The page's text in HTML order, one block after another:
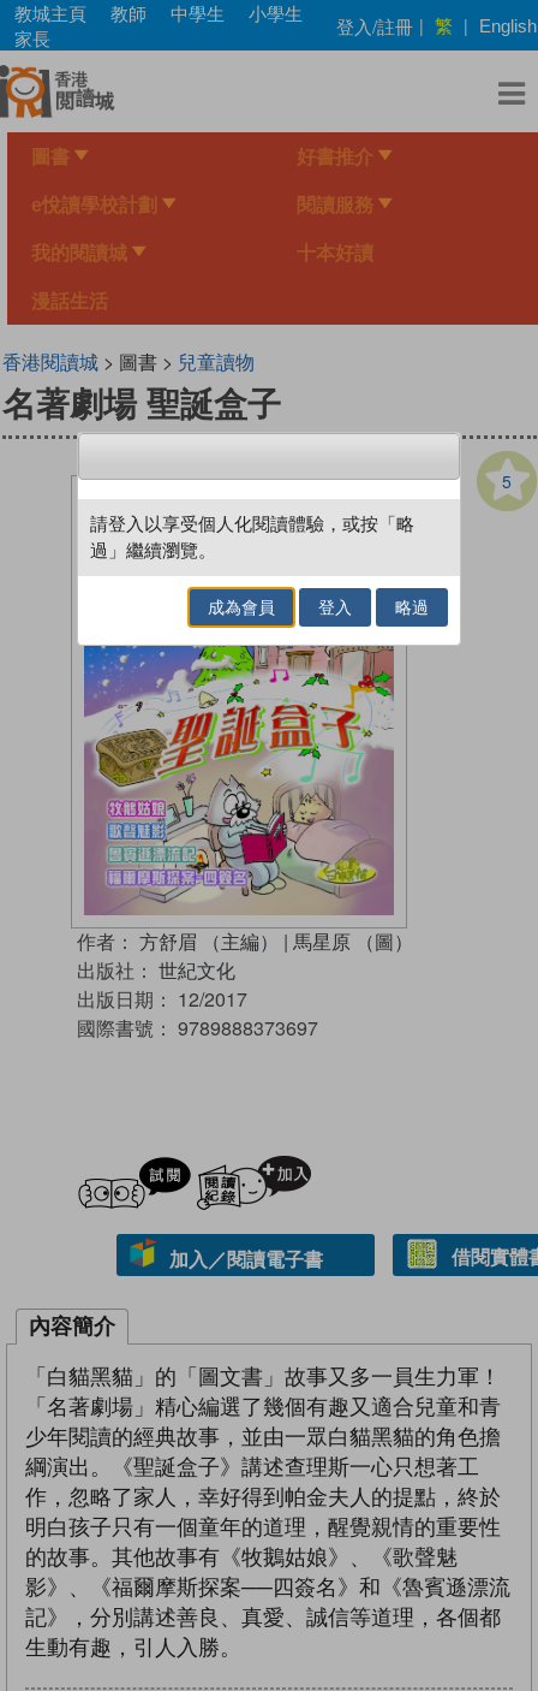
Skip
main
content
教城主頁 教師 中學生
小學生
家長
登入/註冊 | 繁 | English
圖書 好書推介
e悅讀學校計劃 閱讀服務
我的閱讀城 十本好讀
漫話生活
香港閱讀城> 圖書 > 兒童讀物
名著劇場 聖誕盒子
5
作者： 方舒眉 （主編） | 馬星原 （圖）
出版社： 世紀文化
出版日期： 12/2017
國際書號： 9789888373697
試閲
加入／閱讀電子書 借閱實體
內容簡介
「白貓黑貓」的「圖文書」故事又多一員生力軍！
「名著劇場」精心編選了幾個有趣又適合兒童和青
少年閱讀的經典故事，並由一眾白貓黑貓的角色擔
綱演出。《聖誕盒子》講述查理斯一心只想著工
作，忽略了家人，幸好得到帕金夫人的提點，終於
明白孩子只有一個童年的道理，醒覺親情的重要性
的故事。其他故事有《牧鵝姑娘》、《歌聲魅
影》、《福爾摩斯探案──四簽名》和《魯賓遜漂流
記》，分別講述善良、真愛、誠信等道理，各個都
生動有趣，引人入勝。
請登入以享受個人化閱讀體驗，或按「略
過」繼續瀏覽。
成為會員 登入 略過